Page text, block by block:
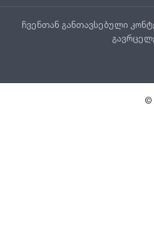
ჩვენთან განთავსებული
©